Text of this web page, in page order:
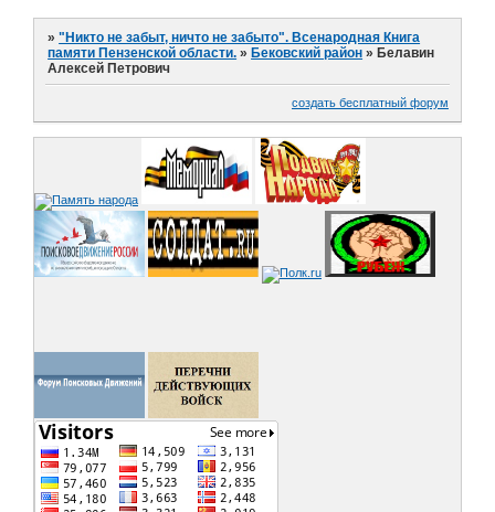
»"Никто не забыт, ничто не забыто". Всенародная Книга
памяти Пензенской области. »Бековский район »Белавин
Алексей Петрович
создать бесплатный форум